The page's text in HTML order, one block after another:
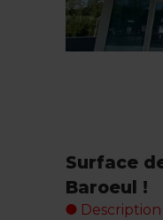
Surface
Baroeul !
Description